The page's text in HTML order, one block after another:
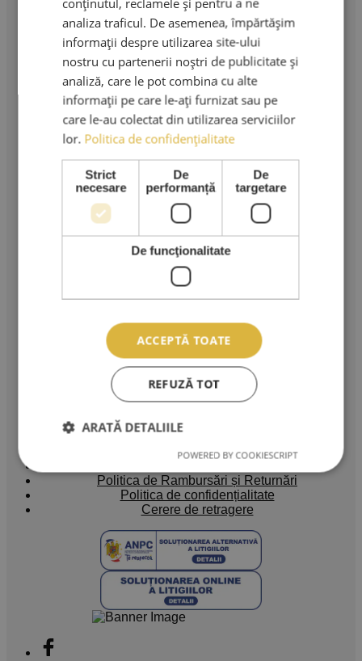
0767.569.659
Email:
ama.lashes@gmail.com
Produse & Servicii
Cursuri extensii gene
Extensii gene
Kituri extensii gene
Adezivi extensii gene
Pensete extensii gene
Carduri Cadou
Ingrijire Personala
Stilizare sprancene
Servicii clienti
Despre noi
Comenzi
Detalii cont
Blog
Info legal
Termeni si Conditii
Cum cumpar?
Metode de plata
Politica de Rambursări și Returnări
Politica de confidențialitate
Cerere de retragere
analiza traficul. De asemenea, împărtășim
informații despre utilizarea site-ului
nostru cu partenerii noștri de publicitate și
analiză, care le pot combina cu alte
informații pe care le-ați furnizat sau pe
care le-au colectat din utilizarea serviciilor
lor. Politica de confidențialitate
Strict
necesare
De
performanță
De
targetare
De funcţionalitate
ACCEPTĂ TOATE
REFUZĂ TOT
ARATĂ DETALIILE
POWERED BY COOKIESCRIPT